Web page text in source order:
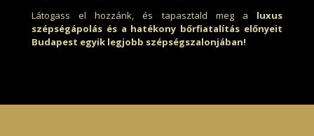
Látogass el hozzánk, és tapasztald meg a luxus
szépségápolás és a hatékony bőrfiatalítás előnyeit
Budapest egyik legjobb szépségszalonjában!